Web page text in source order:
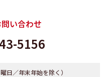
い合わせ
5156
／年末年始を除く）